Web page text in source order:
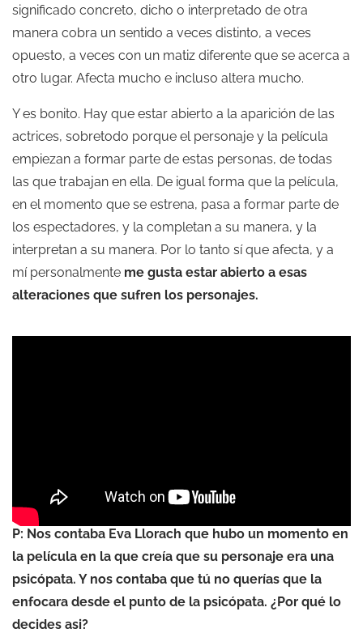
significado concreto, dicho o interpretado de otra
manera cobra un sentido a veces distinto, a veces
opuesto, a veces con un matiz diferente que se acerca a
otro lugar. Afecta mucho e incluso altera mucho.
Y es bonito. Hay que estar abierto a la aparición de las
actrices, sobretodo porque el personaje y la película
empiezan a formar parte de estas personas, de todas
las que trabajan en ella. De igual forma que la película,
en el momento que se estrena, pasa a formar parte de
los espectadores, y la completan a su manera, y la
interpretan a su manera. Por lo tanto sí que afecta, y a
mí personalmente me gusta estar abierto a esas
alteraciones que sufren los personajes.
P: Nos contaba Eva Llorach que hubo un momento en
la película en la que creía que su personaje era una
psicópata. Y nos contaba que tú no querías que la
enfocara desde el punto de la psicópata. ¿Por qué lo
decides asi?